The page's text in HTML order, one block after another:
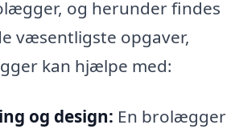
og herunder findes
væsentligste opgaver,
kan hjælpe med:
og design: En brolægger